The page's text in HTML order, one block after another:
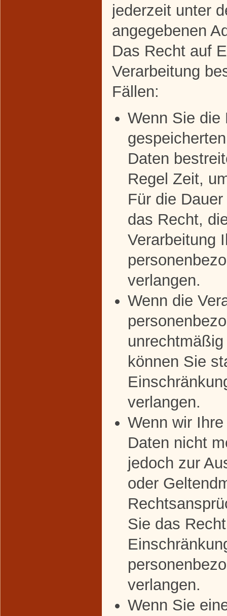
jederzeit unter
angegebenen
Das Recht auf
Verarbeitung
Fällen:
Wenn Sie die
Daten
Regel Zeit,
Für die
das Recht,
Verarbeitung
verlangen.
Wenn die
können Sie
verlangen.
Wenn wir
Daten nicht
jedoch zur
oder
Sie das
verlangen.
Wenn Sie